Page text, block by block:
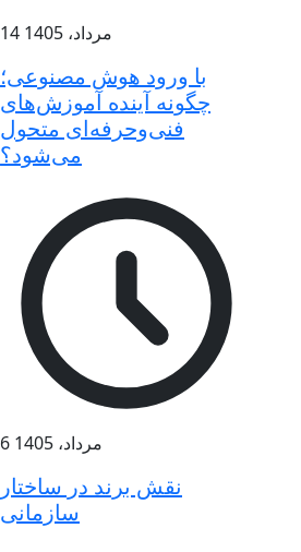
14 مرداد، 1405
با ورود هوش مصنوعی؛
چگونه آینده آموزش‌های
فنی‌وحرفه‌ای متحول
می‌شود؟
6 مرداد، 1405
نقش برند در ساختار
سازمانی